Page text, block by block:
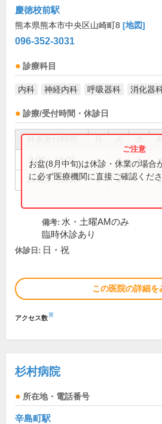
慶徳校前駅
熊本県熊本市中央区山崎町8 [地図]
096-352-3031
診療科目
内科 神経内科 呼吸器科 消化器
診療/受付時間・休診日
9:00～13:00 ● ● ● ●
14:00～18:00 ● ● ●
お盆(8月中旬)は休診・休業の場合
に必ず医療機関に直接ご確認くださ
備考: 水・土曜AMのみ
臨時休診あり
休診日: 日・祝
この医院の詳細を
アクセス数※
杉村病院
所在地・電話番号
辛島町駅